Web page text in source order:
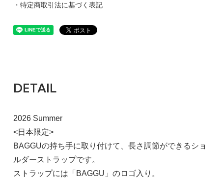
・特定商取引法に基づく表記
DETAIL
2026 Summer
<日本限定>
BAGGUの持ち手に取り付けて、長さ調節ができるショ
ルダーストラップです。
ストラップには「BAGGU」のロゴ入り。